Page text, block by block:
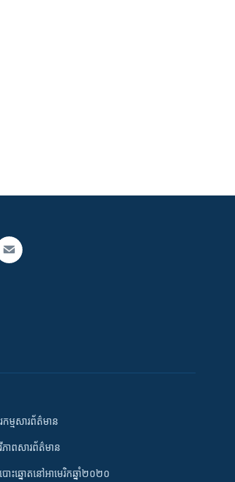
កម្មសារព័ត៌មាន
ភាពសារព័ត៌មាន
បោះឆ្នោតនៅអាមេរិកឆ្នាំ២០២០